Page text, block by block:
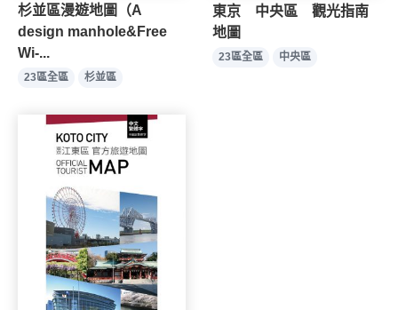
杉並區漫遊地圖（A
design manhole&Free
Wi-...
23區全區 杉並區
東京 中央區 觀光指南
地圖
23區全區 中央區